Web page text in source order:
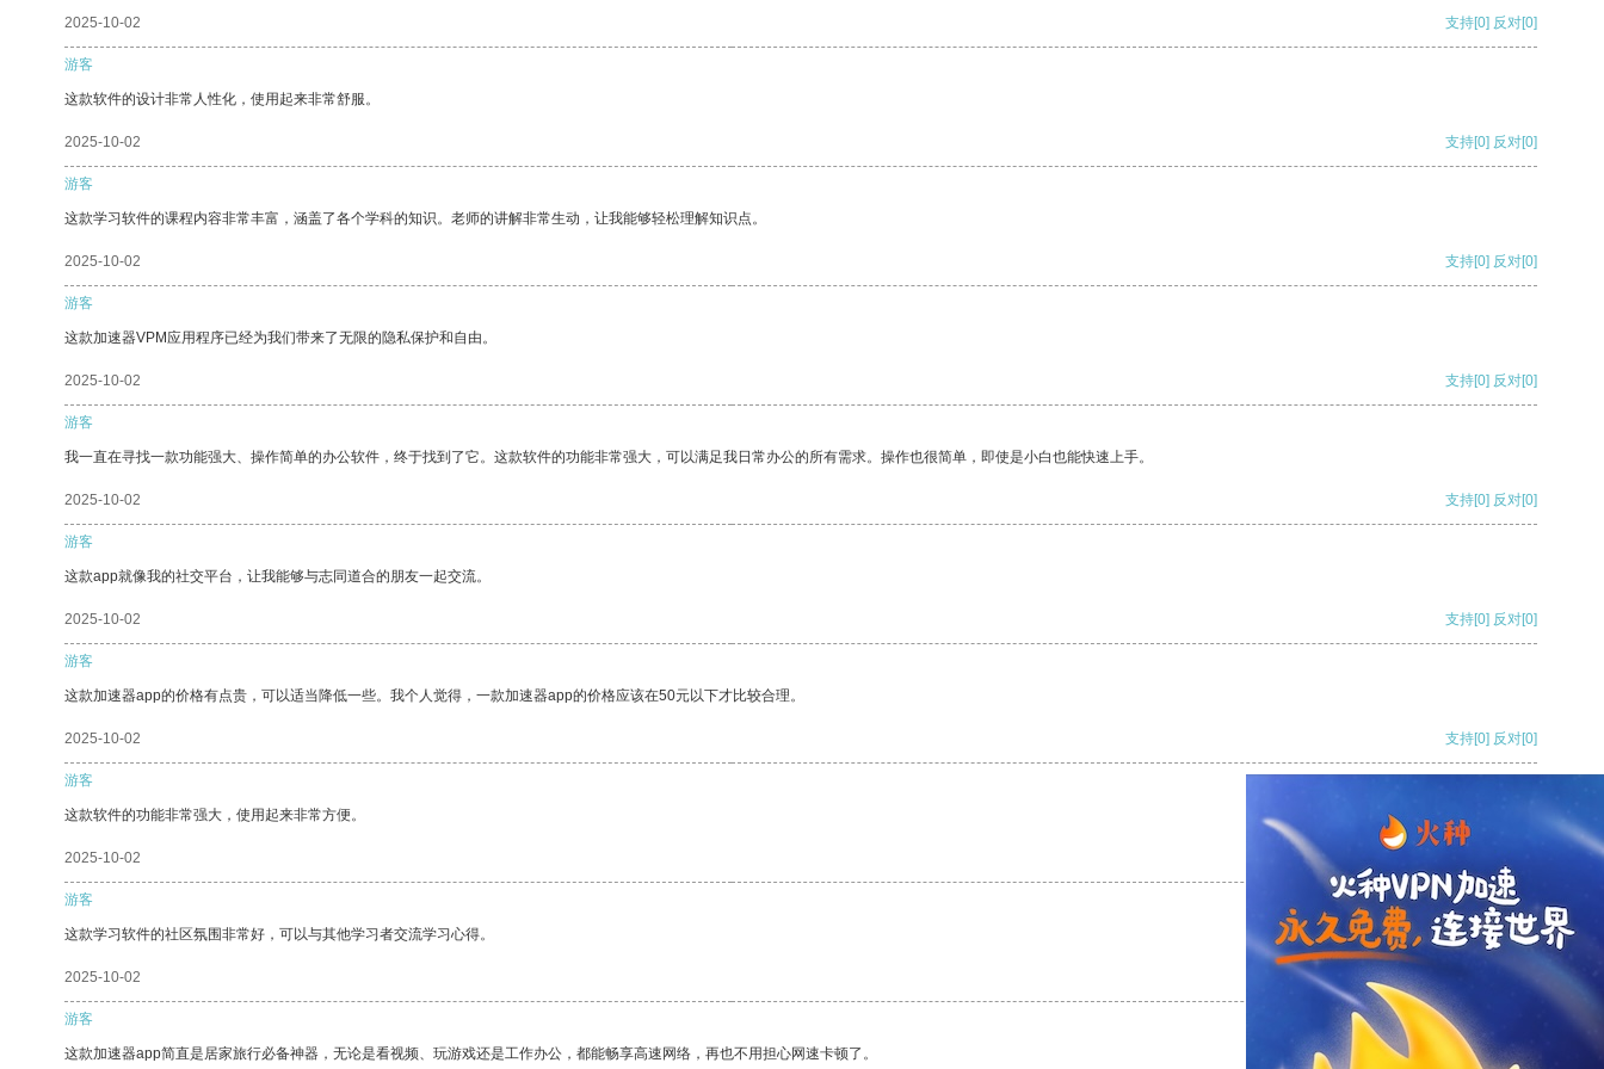
2025-10-02 支持[0] 反对[0]
游客
这款软件的设计非常人性化，使用起来非常舒服。
2025-10-02 支持[0] 反对[0]
游客
这款学习软件的课程内容非常丰富，涵盖了各个学科的知识。老师的讲解非常生动，让我能够轻松理解知识点。
2025-10-02 支持[0] 反对[0]
游客
这款加速器VPM应用程序已经为我们带来了无限的隐私保护和自由。
2025-10-02 支持[0] 反对[0]
游客
我一直在寻找一款功能强大、操作简单的办公软件，终于找到了它。这款软件的功能非常强大，可以满足我日常办公的所有需求。操作也很简单，即使是小白也能快速上手。
2025-10-02 支持[0] 反对[0]
游客
这款app就像我的社交平台，让我能够与志同道合的朋友一起交流。
2025-10-02 支持[0] 反对[0]
游客
这款加速器app的价格有点贵，可以适当降低一些。我个人觉得，一款加速器app的价格应该在50元以下才比较合理。
2025-10-02 支持[0] 反对[0]
游客
这款软件的功能非常强大，使用起来非常方便。
2025-10-02
游客
这款学习软件的社区氛围非常好，可以与其他学习者交流学习心得。
2025-10-02 反对
游客
这款加速器app简直是居家旅行必备神器，无论是看视频、玩游戏还是工作办公，都能畅享高速网络，再也不用担心网速卡顿了。